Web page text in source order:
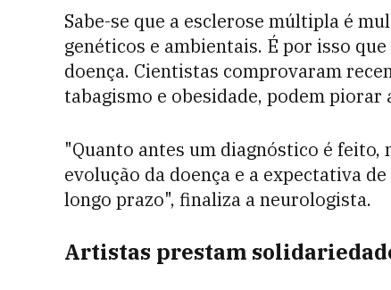
Sabe-se que a esclerose múltipla é
genéticos e ambientais. É por isso
doença. Cientistas comprovaram
tabagismo e obesidade, podem piorar
"Quanto antes um diagnóstico é feito,
evolução da doença e a expectativa
longo prazo", finaliza a neurologista.
Artistas prestam